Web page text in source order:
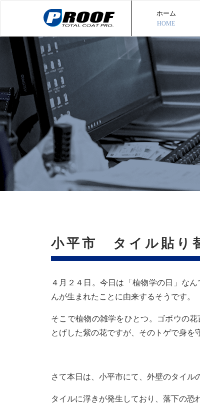
ホーム
HOME
小平市 タイル貼り
４月２４日。今日は「植物学の日」な
んが生まれたことに由来するそうです。
そこで植物の雑学をひとつ。ゴボウの
とげした紫の花ですが、そのトゲで身を
さて本日は、小平市にて、外壁のタイル
タイルに浮きが発生しており、落下の恐